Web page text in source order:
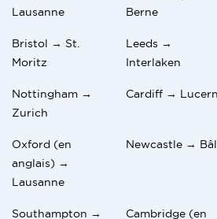
Lausanne
Berne
Bristol → St.
Moritz
Leeds →
Interlaken
Nottingham →
Zurich
Cardiff →
Oxford (en
anglais) →
Lausanne
Newcastle →
Southampton →
Cambridge (en